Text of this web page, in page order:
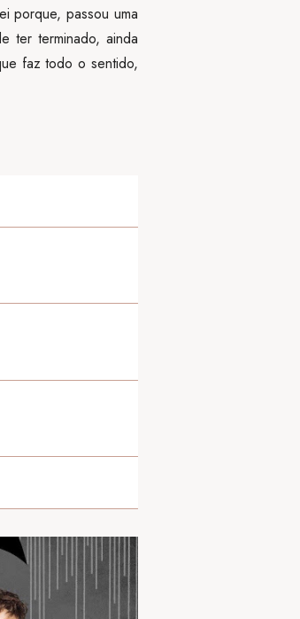
porque, passou uma
ter terminado, ainda
faz todo o sentido,